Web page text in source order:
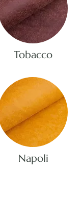
Tobacco
Napoli